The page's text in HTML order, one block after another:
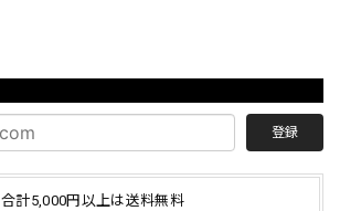
登録
合計5,000円以上は送料無料